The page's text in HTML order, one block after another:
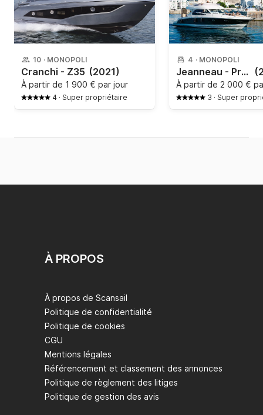
10 · MONOPOLI
Cranchi - Z35 (2021)
À partir de 1 900 € par jour
4 · Super propriétaire
4 · MONOPOLI
Jeanneau - Prestige 42 Fly
À partir de 2 000 €
3 · Super
À PROPOS
À propos de Scansail
Politique de confidentialité
Politique de cookies
CGU
Mentions légales
Référencement et classement des annonces
Politique de règlement des litiges
Politique de gestion des avis